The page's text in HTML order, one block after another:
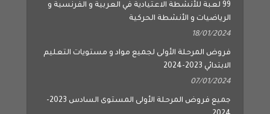
99 لعبة للأنشطة الاعتيادية في العربية و الفرنسية و
الرياضيات و الأنشطة الحركية
18/01/2024
فروض المرحلة الأولى لجميع مواد و مستويات التعليم
الابتدائي 2023-2024
07/01/2024
جميع فروض المرحلة الأولى المستوى السادس 2023-